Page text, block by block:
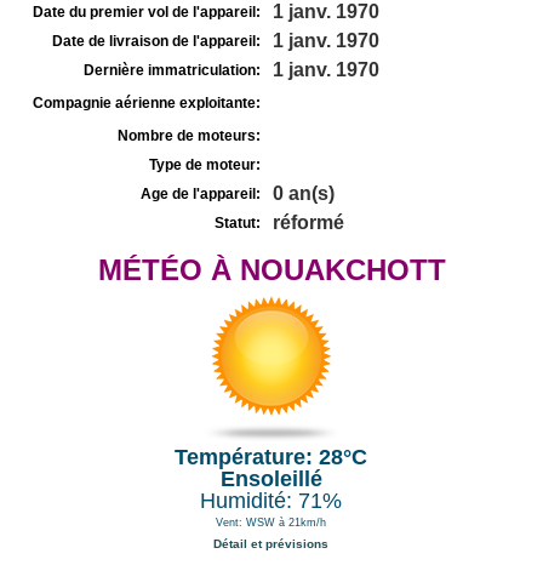
Date du premier vol de l'appareil: 1 janv. 1970
Date de livraison de l'appareil: 1 janv. 1970
Dernière immatriculation: 1 janv. 1970
Compagnie aérienne exploitante:
Nombre de moteurs:
Type de moteur:
Age de l'appareil:
0 an(s)
Statut: réformé
MÉTÉO À NOUAKCHOTT
Température: 28°C
Ensoleillé
Humidité: 71%
Vent: WSW à 21km/h
Détail et prévisions